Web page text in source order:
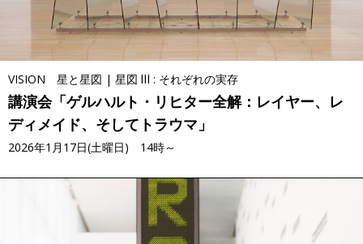
VISION 星と星図 | 星図 Ⅲ : それぞれの実存
講演会「ゲルハルト・リヒター全解：レイヤー、レ
ディメイド、そしてトラウマ」
2026年1月17日(土曜日) 14時～